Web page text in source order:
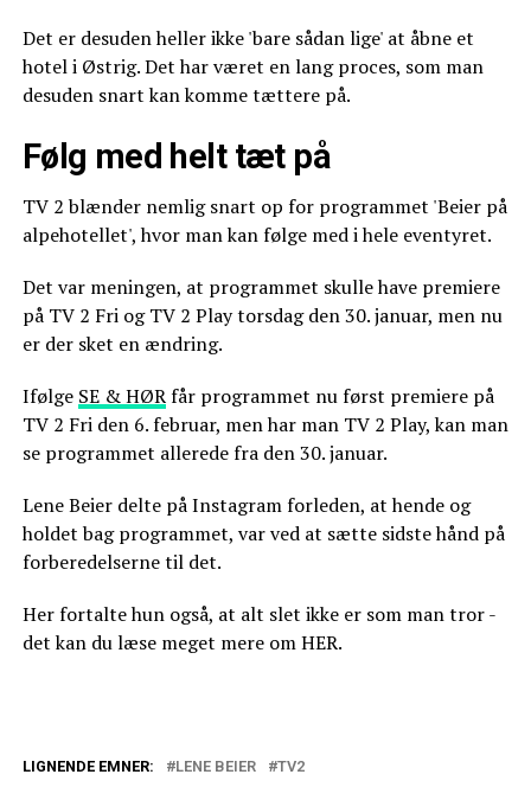
Det er desuden heller ikke 'bare sådan lige' at åbne et
hotel i Østrig. Det har været en lang proces, som man
desuden snart kan komme tættere på.
Følg med helt tæt på
TV 2 blænder nemlig snart op for programmet 'Beier på
alpehotellet', hvor man kan følge med i hele eventyret.
Det var meningen, at programmet skulle have premiere
på TV 2 Fri og TV 2 Play torsdag den 30. januar, men nu
er der sket en ændring.
Ifølge SE & HØRfår programmet nu først premiere på
TV 2 Fri den 6. februar, men har man TV 2 Play, kan man
se programmet allerede fra den 30. januar.
Lene Beier delte på Instagram forleden, at hende og
holdet bag programmet, var ved at sætte sidste hånd på
forberedelserne til det.
Her fortalte hun også, at alt slet ikke er som man tror -
det kan du læse meget mere om HER.
LIGNENDE EMNER: LENE BEIER TV2